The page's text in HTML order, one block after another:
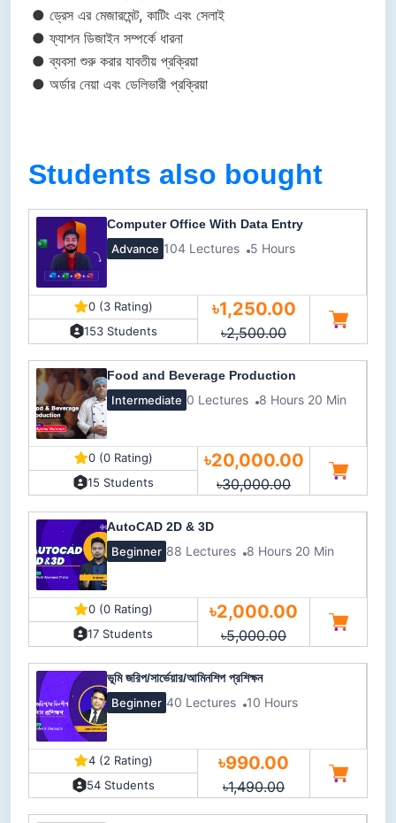
● ড্রেস এর মেজারমেন্ট, কাটিং এবং সেলাই
● ফ্যাশন ডিজাইন সম্পর্কে ধারনা
● ব্যবসা শুরু করার যাবতীয় প্রক্রিয়া
● অর্ডার নেয়া এবং ডেলিভারী প্রক্রিয়া
Students also bought
Computer Office With Data Entry
Advance 104 Lectures 5 Hours
0 (3 Rating)
153 Students
৳1,250.00
৳2,500.00
Food and Beverage Production
Intermediate 0 Lectures 8 Hours 20 Min
0 (0 Rating)
15 Students
৳20,000.00
৳30,000.00
AutoCAD 2D & 3D
Beginner 88 Lectures 8 Hours 20 Min
0 (0 Rating)
17 Students
৳2,000.00
৳5,000.00
ভূমি জরিপ/সার্ভেয়ার/আমিনশিপ প্রশিক্ষন
Beginner 40 Lectures 10 Hours
4 (2 Rating)
54 Students
৳990.00
৳1,490.00